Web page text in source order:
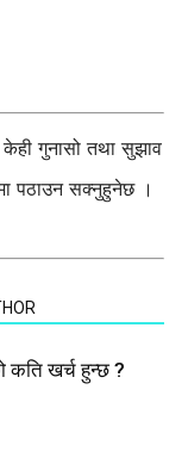
केही गुनासो तथा सुझाव
पठाउन सक्नुहुनेछ ।
कति खर्च हुन्छ ?